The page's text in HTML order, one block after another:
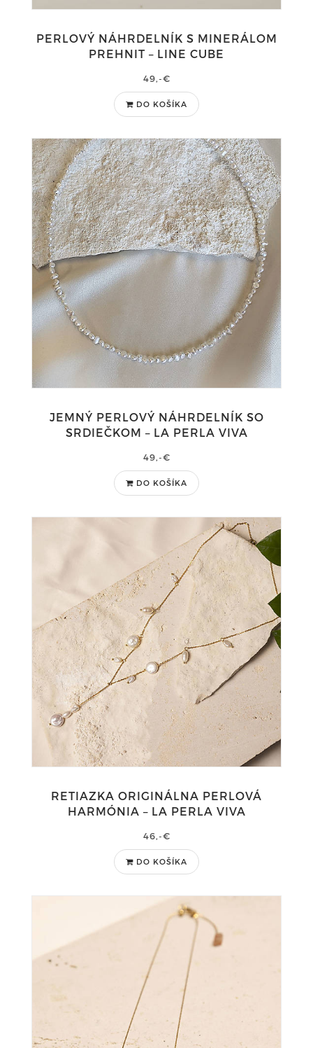
PERLOVÝ NÁHRDELNÍK S MINERÁLOM
PREHNIT – LINE CUBE
49,-€
DO KOŠÍKA
JEMNÝ PERLOVÝ NÁHRDELNÍK SO
SRDIEČKOM – LA PERLA VIVA
49,-€
DO KOŠÍKA
RETIAZKA ORIGINÁLNA PERLOVÁ
HARMÓNIA – LA PERLA VIVA
46,-€
DO KOŠÍKA